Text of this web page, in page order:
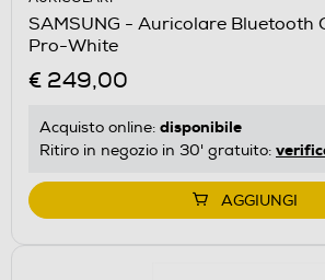
SAMSUNG - Auricolare Bluetooth
Pro-White
€ 249,00
Acquisto online: disponibile
Ritiro in negozio in 30' gratuito:
AGGIUNGI